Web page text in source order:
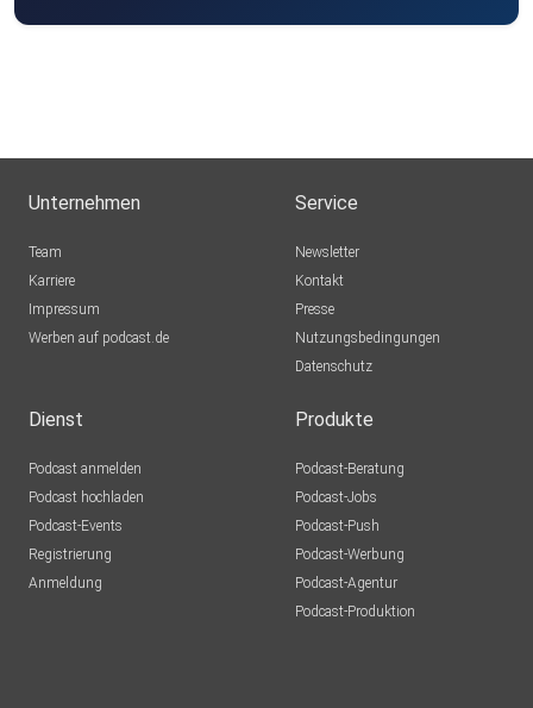
Unternehmen
Team
Karriere
Impressum
Werben auf podcast.de
Service
Newsletter
Kontakt
Presse
Nutzungsbedingungen
Datenschutz
Dienst
Podcast anmelden
Podcast hochladen
Podcast-Events
Registrierung
Anmeldung
Produkte
Podcast-Beratung
Podcast-Jobs
Podcast-Push
Podcast-Werbung
Podcast-Agentur
Podcast-Produktion